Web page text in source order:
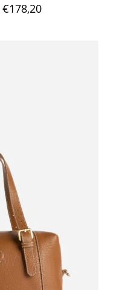
€178,20